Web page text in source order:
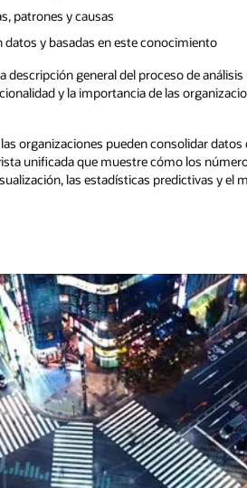
patrones y causas
datos y basadas en este conocimiento
descripción general del proceso de
y la importancia de las
organizaciones pueden consolidar
unificada que muestre cómo los
las estadísticas predictivas y el